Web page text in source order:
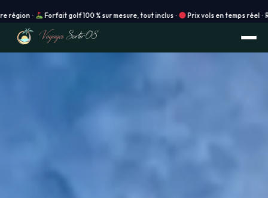
golf 100 % sur mesure, tout inclus · Prix vols en temps réel · Réservation